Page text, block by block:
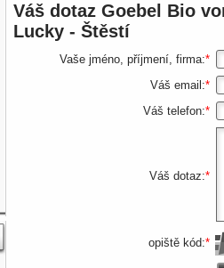
Váš dotaz Goebel Bio
Lucky - Štěstí
Vaše jméno, příjmení, firma:*
Váš email:*
Váš telefon:*
Váš dotaz:*
opiště kód:*